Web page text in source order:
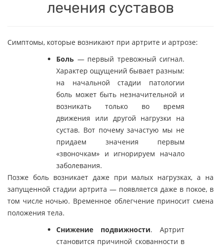
лечения суставов
Симптомы, которые возникают при артрите и артрозе:
Боль — первый тревожный сигнал.
Характер ощущений бывает разным:
на начальной стадии патологии
боль может быть незначительной и
возникать только во время
движения или другой нагрузки на
сустав. Вот почему зачастую мы не
придаем значения первым
«звоночкам» и игнорируем начало
заболевания.
Позже боль возникает даже при малых нагрузках, а на
запущенной стадии артрита — появляется даже в покое, в
том числе ночью. Временное облегчение приносит смена
положения тела.
Снижение подвижности. Артрит
становится причиной скованности в